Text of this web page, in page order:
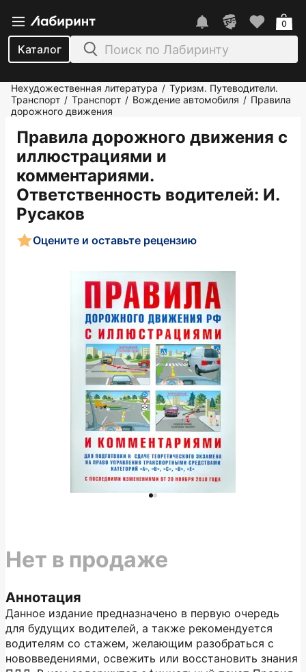
Каталог
0
Нехудожественная литература / Туризм. Путеводители.
Транспорт / Транспорт / Вождение автомобиля / Правила
дорожного движения
Правила дорожного движения с
иллюстрациями и
комментариями.
Ответственность водителей: И.
Русаков
Оцените и оставьте рецензию
Аннотация
Данное издание предназначено в первую очередь
для будущих водителей, а также рекомендуется
водителям со стажем, желающим разобраться с
нововведениями, освежить или восстановить знания
Нет в продаже